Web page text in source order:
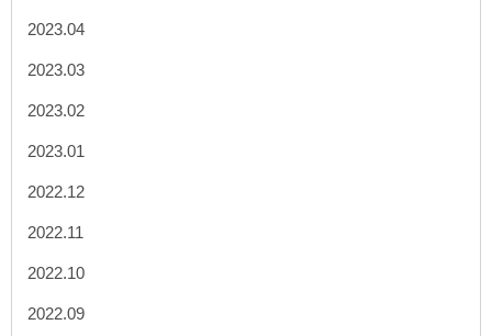
2023.04
2023.03
2023.02
2023.01
2022.12
2022.11
2022.10
2022.09